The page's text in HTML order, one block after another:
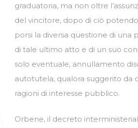
graduatoria, ma non oltre
del vincitore, dopo di ciò
porsi la diversa questione di una
di tale ultimo atto e di un suo
solo eventuale, annullamento
autotutela, qualora suggerito da
ragioni di interesse pubblico.
Orbene, il decreto